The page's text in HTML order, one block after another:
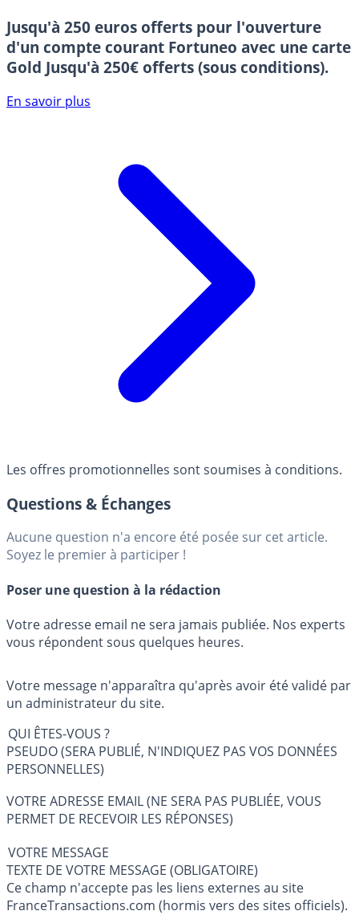
Jusqu'à 250 euros offerts pour l'ouverture
d'un compte courant Fortuneo avec une carte
Gold Jusqu'à 250€ offerts (sous conditions).
En savoir plus
Les offres promotionnelles sont soumises à conditions.
Questions & Échanges
Aucune question n'a encore été posée sur cet article.
Soyez le premier à participer !
Poser une question à la rédaction
Votre adresse email ne sera jamais publiée. Nos experts
vous répondent sous quelques heures.
Votre message n'apparaîtra qu'après avoir été validé par
un administrateur du site.
QUI ÊTES-VOUS ?
PSEUDO (SERA PUBLIÉ, N'INDIQUEZ PAS VOS DONNÉES
PERSONNELLES)
VOTRE ADRESSE EMAIL (NE SERA PAS PUBLIÉE, VOUS
PERMET DE RECEVOIR LES RÉPONSES)
VOTRE MESSAGE
TEXTE DE VOTRE MESSAGE (OBLIGATOIRE)
Ce champ n'accepte pas les liens externes au site
FranceTransactions.com (hormis vers des sites officiels).